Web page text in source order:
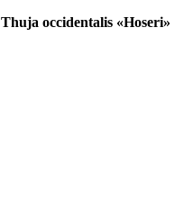
Thuja occidentalis «Hoseri»